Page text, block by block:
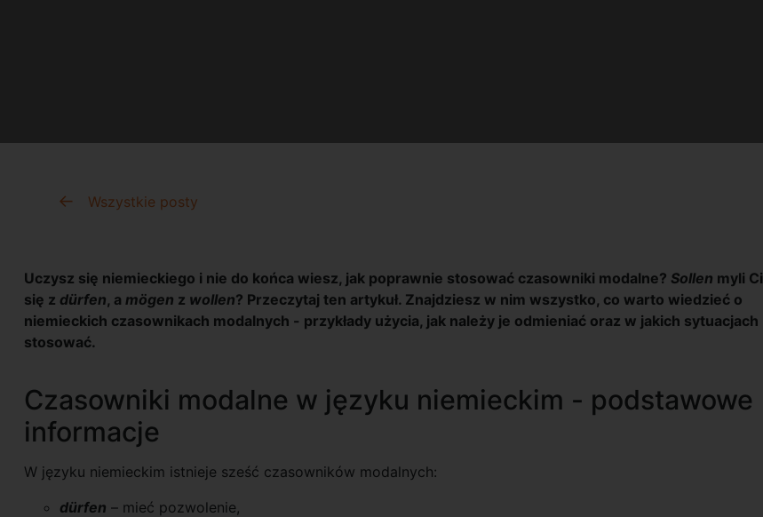
Wszystkie posty
Uczysz się niemieckiego i nie do końca wiesz, jak poprawnie stosować czasowniki modalne? Sollen myli Ci
się z dürfen, a mögen z wollen? Przeczytaj ten artykuł. Znajdziesz w nim wszystko, co warto wiedzieć o
niemieckich czasownikach modalnych - przykłady użycia, jak należy je odmieniać oraz w jakich sytuacjach
stosować.
Czasowniki modalne w języku niemieckim - podstawowe
informacje
W języku niemieckim istnieje sześć czasowników modalnych:
dürfen – mieć pozwolenie,